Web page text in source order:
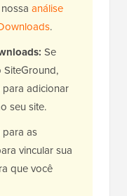
análise
.
Se
adicionar
seu site.
para as
vincular sua
que você